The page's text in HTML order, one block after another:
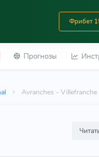
Фрибет
Прогнозы
Avranches -